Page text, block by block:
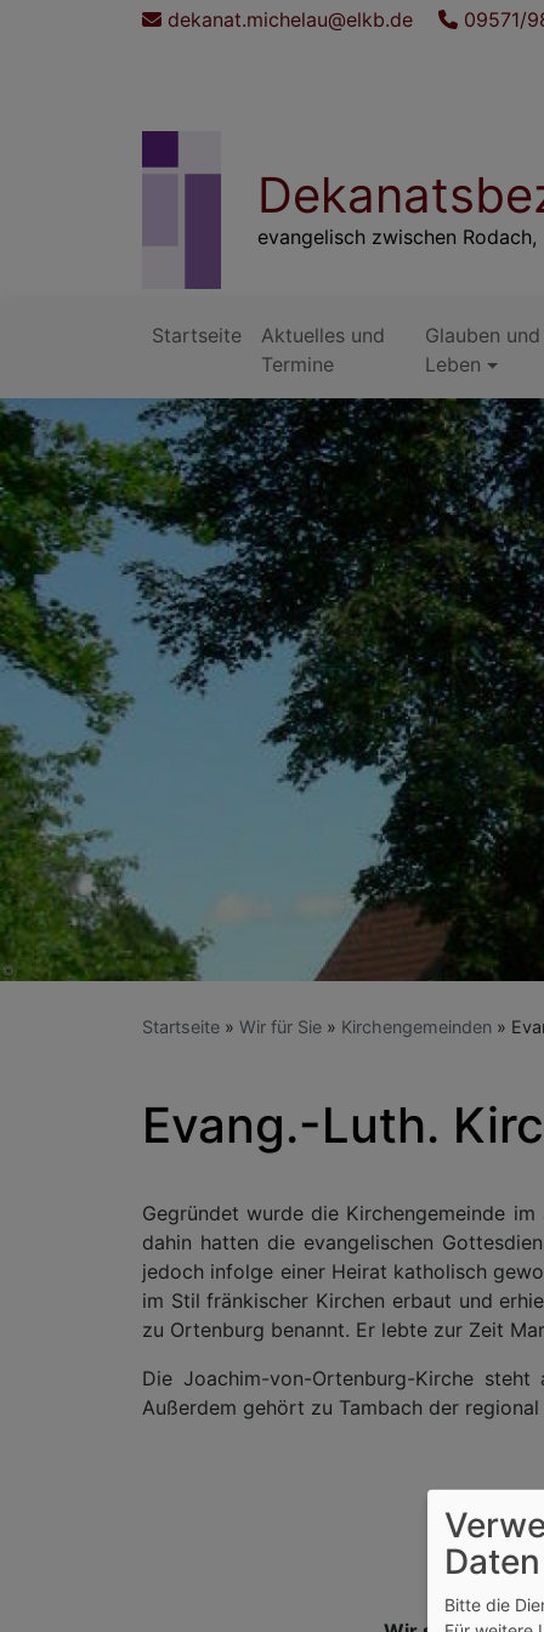
dekanat.michelau@elkb.de 09571/
evangelisch zwischen
Hauptnavigation
Startseite
Aktuelles und
Termine
Glauben und
Leben
Startseite Wir für Sie Kirchengemeinden
Evang.-Luth.
Gegründet wurde die Kirchengemeinde
dahin hatten die evangelischen
jedoch infolge einer Heirat katholisch
im Stil fränkischer Kirchen erbaut und
zu Ortenburg benannt. Er lebte zur Zeit
Die Joachim-von-Ortenburg-Kirche steht
Außerdem gehört zu Tambach der
Bitte die